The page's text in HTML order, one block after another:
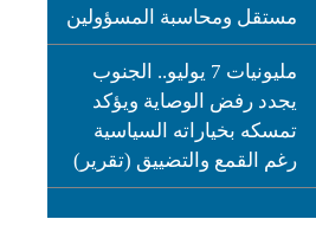
مستقل ومحاسبة المسؤولين
مليونيات 7 يوليو.. الجنوب
يجدد رفض الوصاية ويؤكد
تمسكه بخياراته السياسية
رغم القمع والتضييق (تقرير)